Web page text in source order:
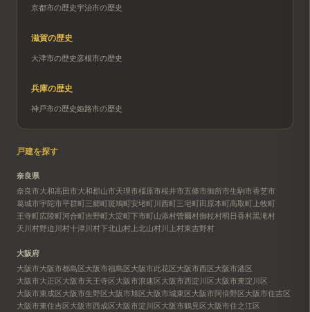
京都市の歴史宇治市の歴史
滋賀の歴史
大津市の歴史 彦根市の歴史
兵庫の歴史
神戸市の歴史姫路市の歴史
戸建を探す
奈良県
奈良市大和高田市大和郡山市天理市橿原市桜井市五條市御所市生駒市香芝市
葛城市宇陀市平群町三郷町斑鳩町安堵町川西町三宅町田原本町高取町 上牧町
王寺町広陵町河合町吉野町大淀町下市町山添村曽爾村御杖村明日香村黒滝村
天川村野迫川村十津川村下北山村 上北山村川上村東吉野村
大阪府
大阪市大阪市都島区大阪市福島区大阪市此花区大阪市西区大阪市港区
大阪市大正区大阪市天王寺区大阪市浪速区大阪市西淀川区大阪市東淀川区
大阪市東成区大阪市生野区大阪市旭区大阪市城東区大阪市阿倍野区大阪市住吉区
大阪市東住吉区大阪市西成区大阪市淀川区大阪市鶴見区大阪市住之江区